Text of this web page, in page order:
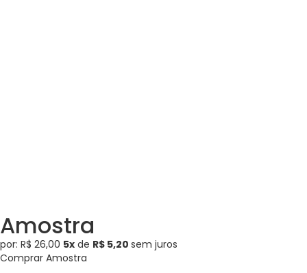
Amostra
por: R$ 26,00 5x de R$ 5,20 sem juros
Comprar Amostra